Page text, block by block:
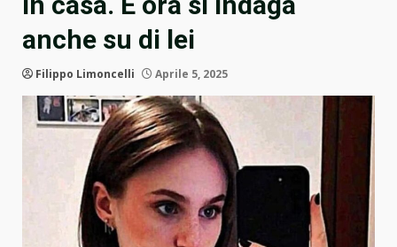
anche su di lei
Filippo Limoncelli Aprile 5, 2025